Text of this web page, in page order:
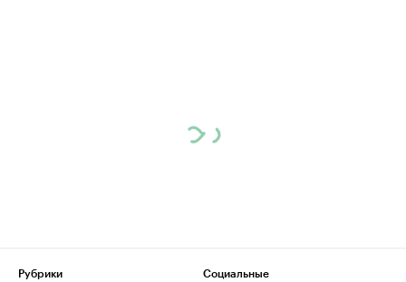
Рубрики
Социальные